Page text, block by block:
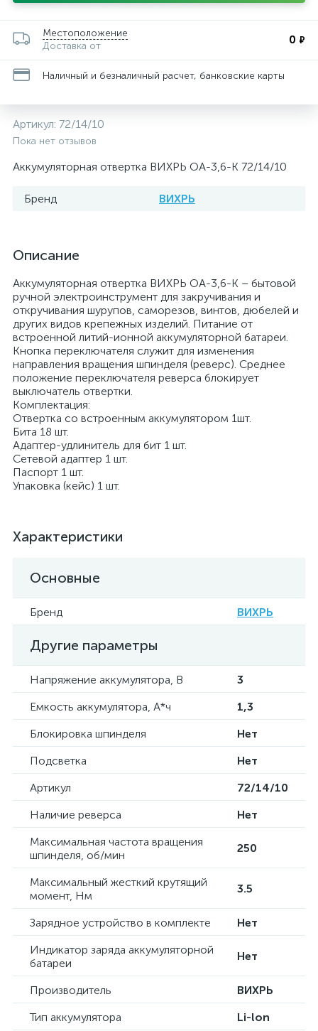
Местоположение
Доставка от
0 ₽
Наличный и безналичный расчет, банковские карты
Артикул: 72/14/10
Пока нет отзывов
Аккумуляторная отвертка ВИХРЬ ОА-3,6-К 72/14/10
Бренд ВИХРЬ
Описание
Аккумуляторная отвертка ВИХРЬ ОА-3,6-К – бытовой
ручной электроинструмент для закручивания и
откручивания шурупов, саморезов, винтов, дюбелей и
других видов крепежных изделий. Питание от
встроенной литий-ионной аккумуляторной батареи.
Кнопка переключателя служит для изменения
направления вращения шпинделя (реверс). Среднее
положение переключателя реверса блокирует
выключатель отвертки.
Комплектация:
Отвертка со встроенным аккумулятором 1шт.
Бита 18 шт.
Адаптер-удлинитель для бит 1 шт.
Сетевой адаптер 1 шт.
Паспорт 1 шт.
Упаковка (кейс) 1 шт.
Характеристики
Основные
Бренд ВИХРЬ
Другие параметры
Напряжение аккумулятора, В
3
Емкость аккумулятора, А*ч
1,3
Блокировка шпинделя
Нет
Подсветка
Нет
Артикул
72/14/10
Наличие реверса
Нет
Максимальная частота вращения
шпинделя, об/мин
250
Максимальный жесткий крутящий
момент, Нм
3.5
Зарядное устройство в комплекте
Нет
Индикатор заряда аккумуляторной
батареи
Нет
Производитель
ВИХРЬ
Тип аккумулятора
Li-lon